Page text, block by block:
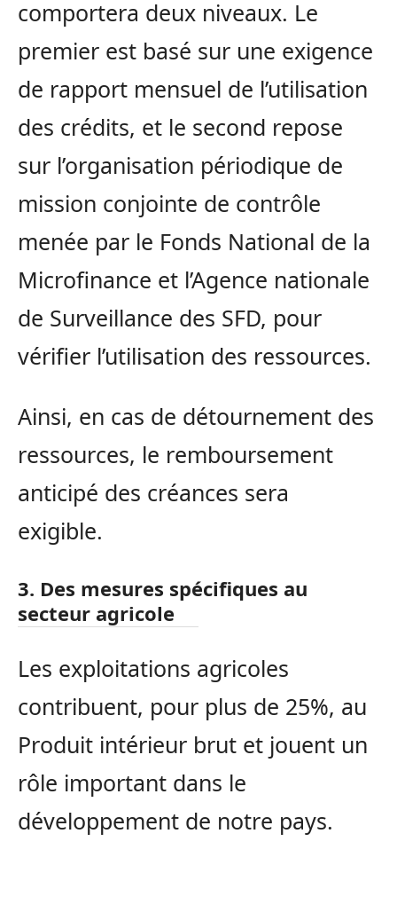
comportera deux niveaux. Le
premier est basé sur une exigence
de rapport mensuel de l’utilisation
des crédits, et le second repose
sur l’organisation périodique de
mission conjointe de contrôle
menée par le Fonds National de la
Microfinance et l’Agence nationale
de Surveillance des SFD, pour
vérifier l’utilisation des ressources.
Ainsi, en cas de détournement des
ressources, le remboursement
anticipé des créances sera
exigible.
3. Des mesures spécifiques au
secteur agricole
Les exploitations agricoles
contribuent, pour plus de 25%, au
Produit intérieur brut et jouent un
rôle important dans le
développement de notre pays.